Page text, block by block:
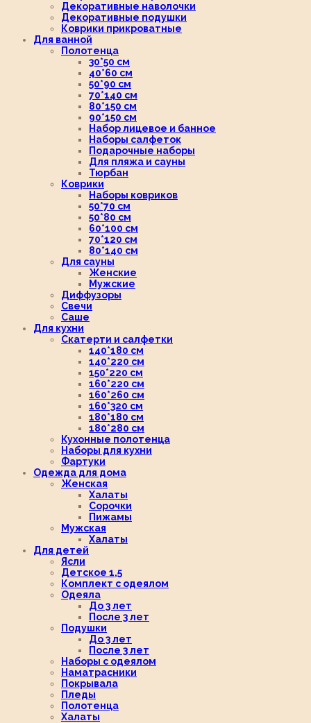
Декоративные наволочки
Декоративные подушки
Коврики прикроватные
Для ванной
Полотенца
30*50 см
40*60 см
50*90 см
70*140 см
80*150 см
90*150 см
Набор лицевое и банное
Наборы салфеток
Подарочные наборы
Для пляжа и сауны
Тюрбан
Коврики
Наборы ковриков
50*70 см
50*80 см
60*100 см
70*120 см
80*140 см
Для сауны
Женские
Мужские
Диффузоры
Свечи
Саше
Для кухни
Скатерти и салфетки
140*180 см
140*220 см
150*220 см
160*220 см
160*260 см
160*320 см
180*180 см
180*280 см
Кухонные полотенца
Наборы для кухни
Фартуки
Одежда для дома
Женская
Халаты
Сорочки
Пижамы
Мужская
Халаты
Для детей
Ясли
Детское 1,5
Комплект с одеялом
Одеяла
До 3 лет
После 3 лет
Подушки
До 3 лет
После 3 лет
Наборы с одеялом
Наматрасники
Покрывала
Пледы
Полотенца
Халаты